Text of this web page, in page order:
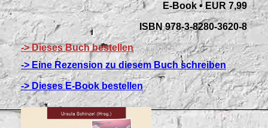
E-Book • EUR 7,99
ISBN 978-3-8280-3620-8
-> Dieses Buch bestellen
-> Eine Rezension zu diesem Buch schreiben
-> Dieses E-Book bestellen